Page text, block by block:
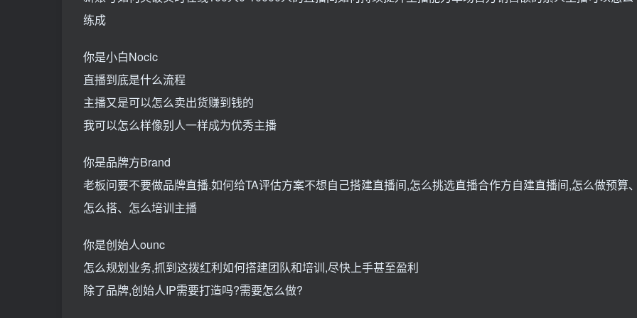
练成
你是小白Nocic
直播到底是什么流程
主播又是可以怎么卖出货赚到钱的
我可以怎么样像别人一样成为优秀主播
你是品牌方Brand
老板问要不要做品牌直播.如何给TA评估方案不想自己搭建直播间,怎么挑选直播合作方自建直播间,怎么做预算
怎么搭、怎么培训主播
你是创始人ounc
怎么规划业务,抓到这拨红利如何搭建团队和培训,尽快上手甚至盈利
除了品牌,创始人IP需要打造吗?需要怎么做?